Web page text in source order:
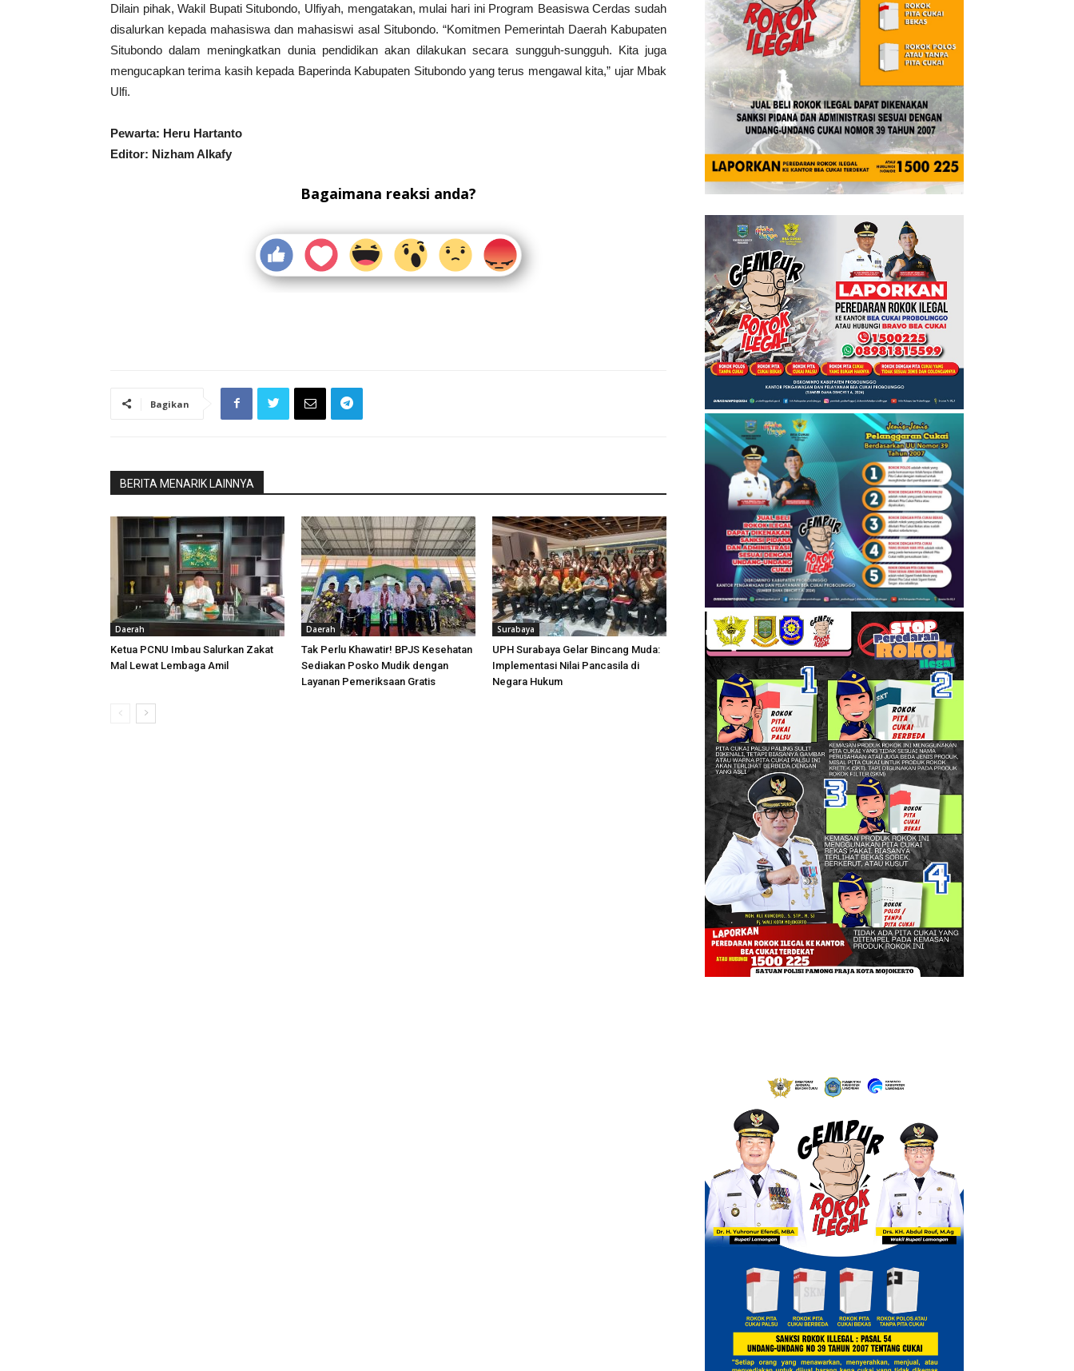
Dilain pihak, Wakil Bupati Situbondo, Ulfiyah, mengatakan, mulai hari ini Program Beasiswa Cerdas sudah
disalurkan kepada mahasiswa dan mahasiswi asal Situbondo. “Komitmen Pemerintah Daerah Kabupaten
Situbondo dalam meningkatkan dunia pendidikan akan dilakukan secara sungguh-sungguh. Kita juga
mengucapkan terima kasih kepada Baperinda Kabupaten Situbondo yang terus mengawal kita,” ujar Mbak
Ulfi.
Pewarta: Heru Hartanto
Editor: Nizham Alkafy
Bagaimana reaksi anda?
Bagikan
BERITA MENARIK LAINNYA
Daerah
Ketua PCNU Imbau Salurkan Zakat
Mal Lewat Lembaga Amil
Daerah
Tak Perlu Khawatir! BPJS Kesehatan
Sediakan Posko Mudik dengan
Layanan Pemeriksaan Gratis
Surabaya
UPH Surabaya Gelar Bincang Muda:
Implementasi Nilai Pancasila di
Negara Hukum